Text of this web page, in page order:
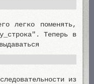
легко поменять,
Теперь в
из